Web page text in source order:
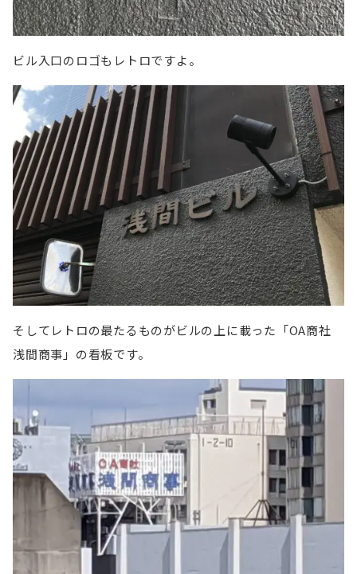
ビル入口のロゴもレトロですよ。
そしてレトロの最たるものがビルの上に載った「OA商社
浅間商事」の看板です。